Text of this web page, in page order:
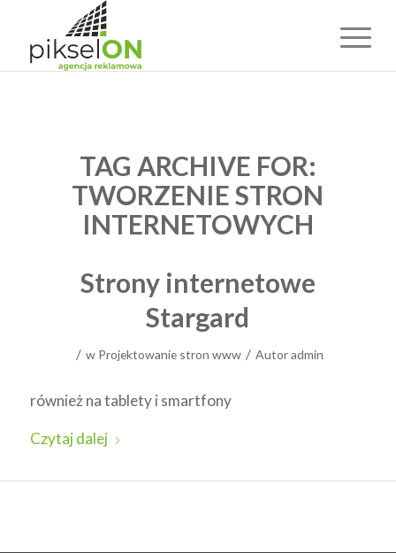
TAG ARCHIVE FOR:
TWORZENIE STRON
INTERNETOWYCH
Strony internetowe
Stargard
/ w Projektowanie stron www / Autoradmin
również na tablety i smartfony
Czytaj dalej